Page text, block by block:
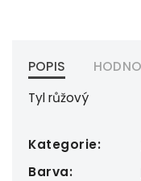
POPIS
Tyl růžový
Kategorie:
Barva: